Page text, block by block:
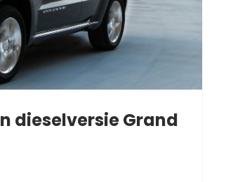
dieselversie Grand